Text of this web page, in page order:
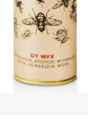
увеличить